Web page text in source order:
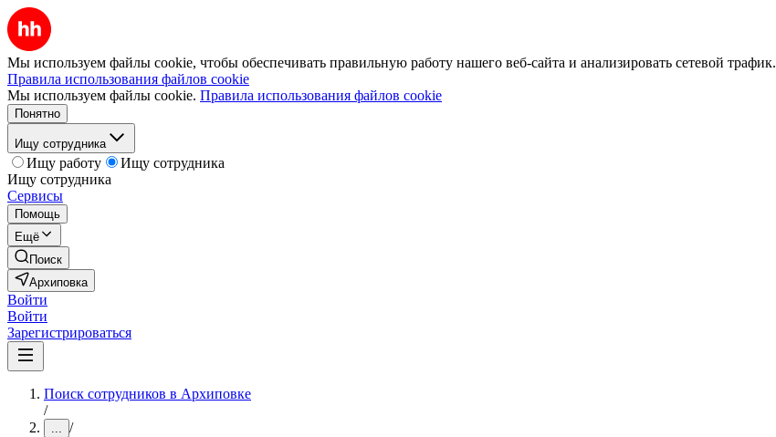
Мы используем файлы cookie, чтобы обеспечивать правильную работу нашего веб-сайта и анализировать сетевой трафик.
Правила использования файлов cookie
Мы используем файлы cookie. Правила использования файлов cookie
Понятно
Ищу сотрудника
Ищу работу
Ищу сотрудника
Ищу сотрудника
Сервисы
Помощь
Ещё
Поиск
Архиповка
Войти
Войти
Зарегистрироваться
Поиск сотрудников в Архиповке
/
... /